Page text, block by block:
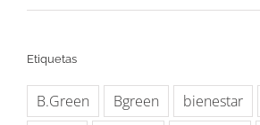
Etiquetas
B.Green Bgreen bienestar